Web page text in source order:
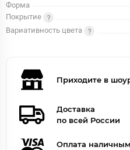
Форма
Покрытие
Вариативность цвета
Приходите в
Доставка
по всей России
Оплата